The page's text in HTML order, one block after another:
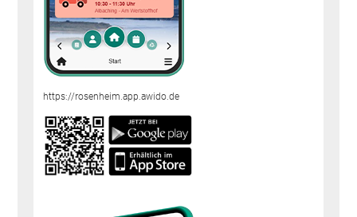
https://rosenheim.app.awido.de